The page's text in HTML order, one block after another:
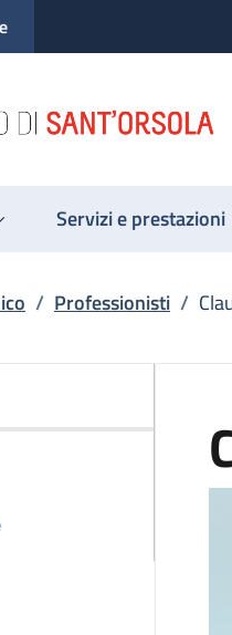
Servizi e prestazioni
pane
/ Professionisti /
pagina Claudio Zamagni
Claudio Zamagni
della pagina Claudio Zamagni